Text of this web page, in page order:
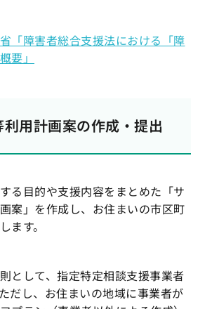
「障害者総合支援法における「障
要」
用計画案の作成・提出
る目的や支援内容をまとめた「サ
案」を作成し、お住まいの市区町
ます。
として、指定特定相談支援事業者
だし、お住まいの地域に事業者が